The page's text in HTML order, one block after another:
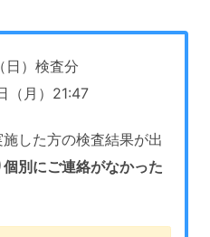
）検査分
（月）21:47
した方の検査結果が出
別にご連絡がなかった